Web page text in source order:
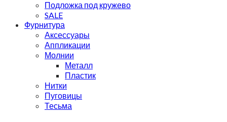
Подложка под кружево
SALE
Фурнитура
Аксессуары
Аппликации
Молнии
Металл
Пластик
Нитки
Пуговицы
Тесьма